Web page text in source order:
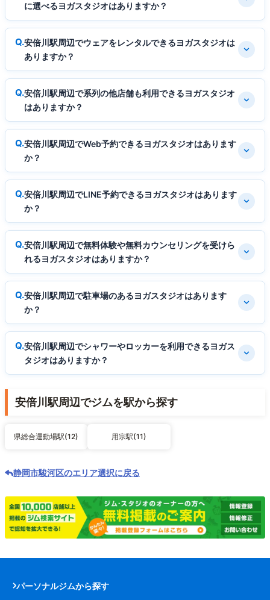
に選べるヨガスタジオはありますか？
安倍川駅周辺でウェアをレンタルできるヨガスタジオは
ありますか？
安倍川駅周辺で系列の他店舗も利用できるヨガスタジオ
はありますか？
安倍川駅周辺でWeb予約できるヨガスタジオはあります
か？
安倍川駅周辺でLINE予約できるヨガスタジオはあります
か？
安倍川駅周辺で無料体験や無料カウンセリングを受けら
れるヨガスタジオはありますか？
安倍川駅周辺で駐車場のあるヨガスタジオはあります
か？
安倍川駅周辺でシャワーやロッカーを利用できるヨガス
タジオはありますか？
安倍川駅周辺でジムを駅から探す
県総合運動場駅(12) 用宗駅(11)
静岡市駿河区のエリア選択に戻る
パーソナルジムから探す